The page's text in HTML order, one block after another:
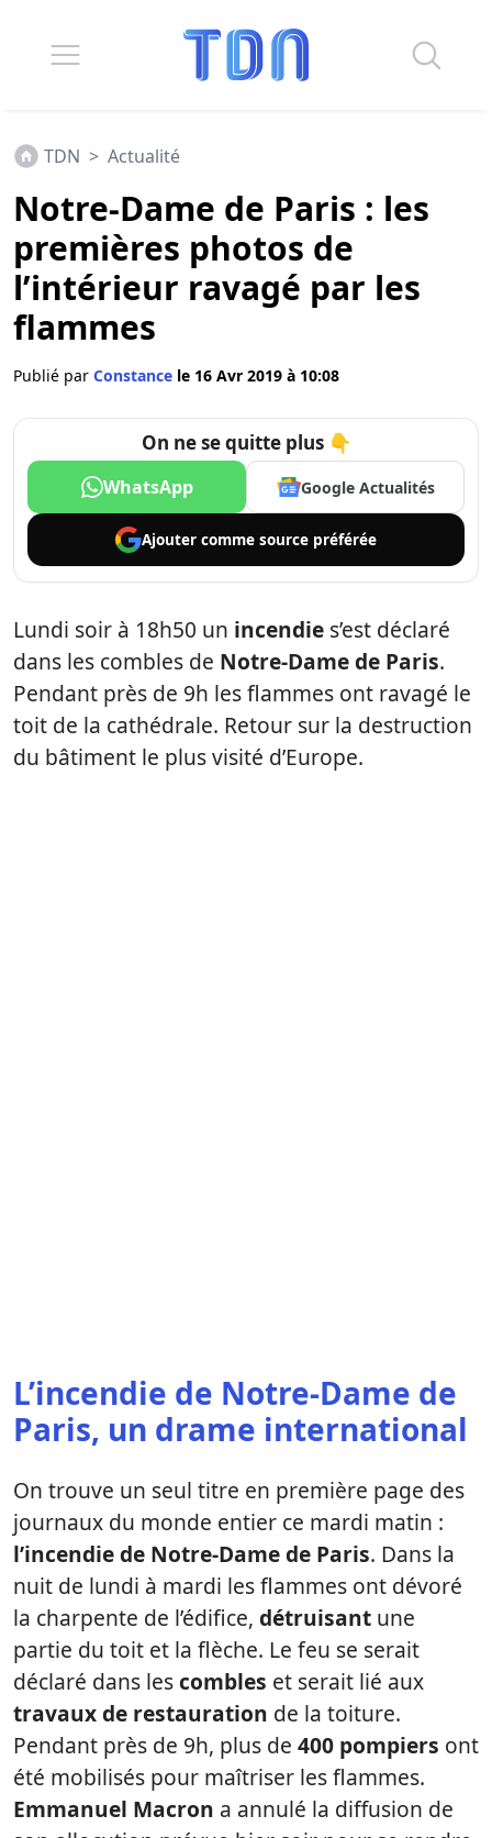
TDN > Actualité
Notre-Dame de Paris : les
premières photos de
l’intérieur ravagé par les
flammes
Publié par Constance le 16 Avr 2019 à 10:08
On ne se quitte plus 👇
WhatsApp Google Actualités
Ajouter comme source préférée
Lundi soir à 18h50 un incendie s’est déclaré
dans les combles de Notre-Dame de Paris.
Pendant près de 9h les flammes ont ravagé le
toit de la cathédrale. Retour sur la destruction
du bâtiment le plus visité d’Europe.
L’incendie de Notre-Dame de
Paris, un drame international
On trouve un seul titre en première page des
journaux du monde entier ce mardi matin :
l’incendie de Notre-Dame de Paris. Dans la
nuit de lundi à mardi les flammes ont dévoré
la charpente de l’édifice, détruisant une
partie du toit et la flèche. Le feu se serait
déclaré dans lescombles et serait lié aux
travaux de restauration de la toiture.
Pendant près de 9h, plus de 400 pompiers ont
été mobilisés pour maîtriser les flammes.
Emmanuel Macron a annulé la diffusion de